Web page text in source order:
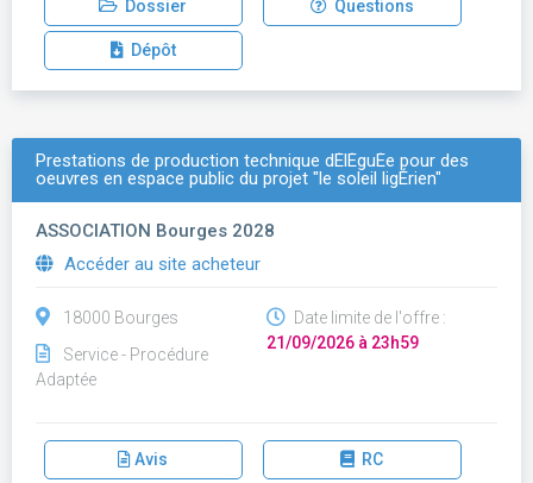
Dossier Questions
Dépôt
Prestations de production technique dÉlÉguÉe pour des
oeuvres en espace public du projet "le soleil ligÉrien"
ASSOCIATION Bourges 2028
Accéder au site acheteur
18000 Bourges
Service - Procédure
Adaptée
Date limite de l'offre :
21/09/2026 à 23h59
Avis RC